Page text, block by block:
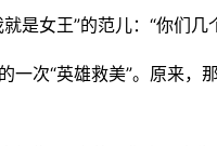
是女王”的范儿：“你们
一次“英雄救美”。原来